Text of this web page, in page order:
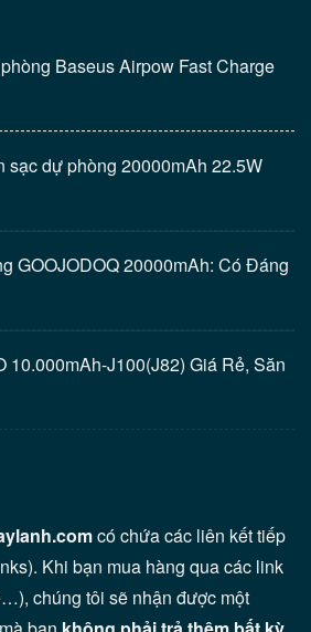
Baseus Airpow Fast Charge
sạc dự phòng 20000mAh 22.5W
GOOJODOQ 20000mAh: Có Đáng
10.000mAh-J100(J82) Giá Rẻ, Săn
có chứa các liên kết tiếp
Khi bạn mua hàng qua các link
chúng tôi sẽ nhận được một